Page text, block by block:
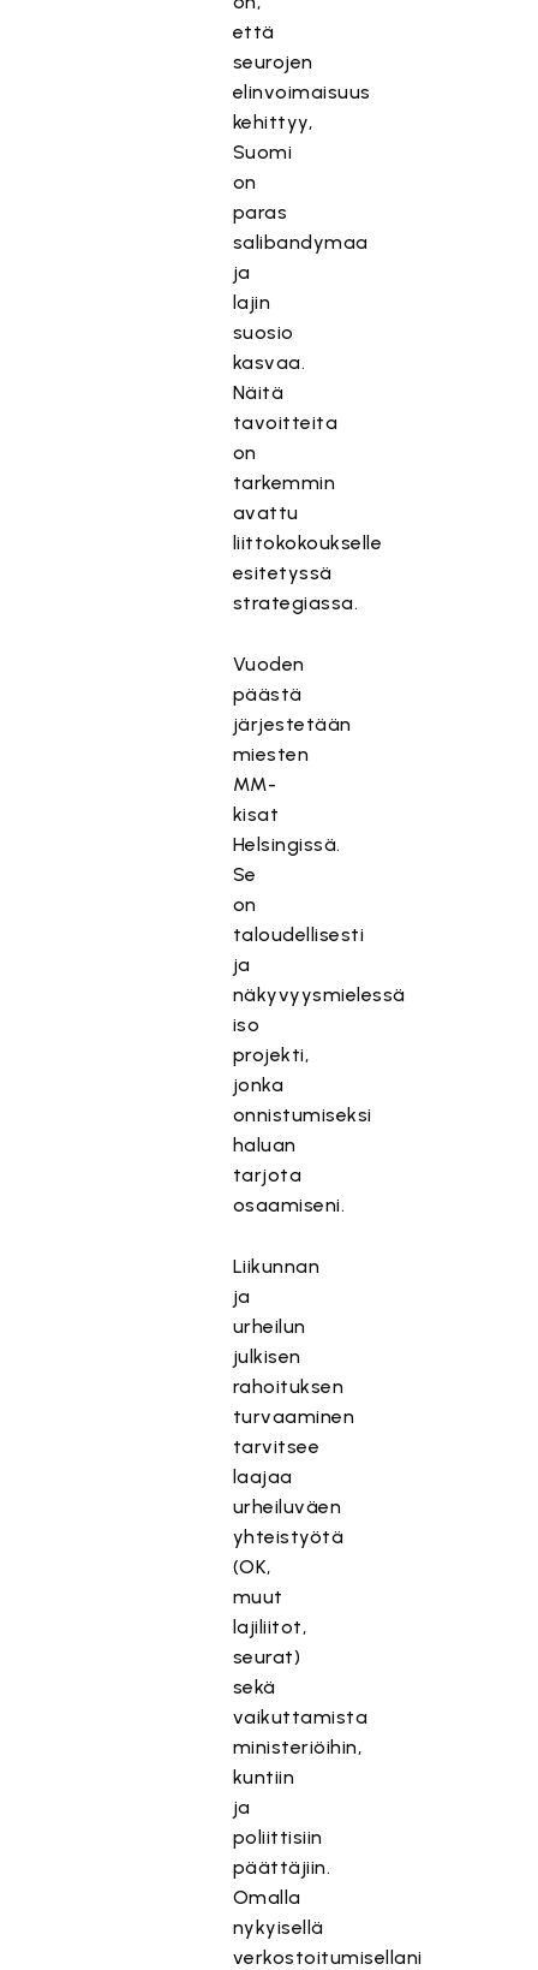
että
seurojen
elinvoimaisuus
kehittyy,
Suomi
on
paras
salibandymaa
ja
lajin
suosio
kasvaa.
Näitä
tavoitteita
on
tarkemmin
avattu
liittokokoukselle
esitetyssä
strategiassa.
Vuoden
päästä
järjestetään
miesten
MM-
kisat
Helsingissä.
Se
on
taloudellisesti
ja
näkyvyysmielessä
iso
projekti,
jonka
onnistumiseksi
haluan
tarjota
osaamiseni.
Liikunnan
ja
urheilun
julkisen
rahoituksen
turvaaminen
tarvitsee
laajaa
urheiluväen
yhteistyötä
(OK,
muut
lajiliitot,
seurat)
sekä
vaikuttamista
ministeriöihin,
kuntiin
ja
poliittisiin
päättäjiin.
Omalla
nykyisellä
verkostoitumisellani